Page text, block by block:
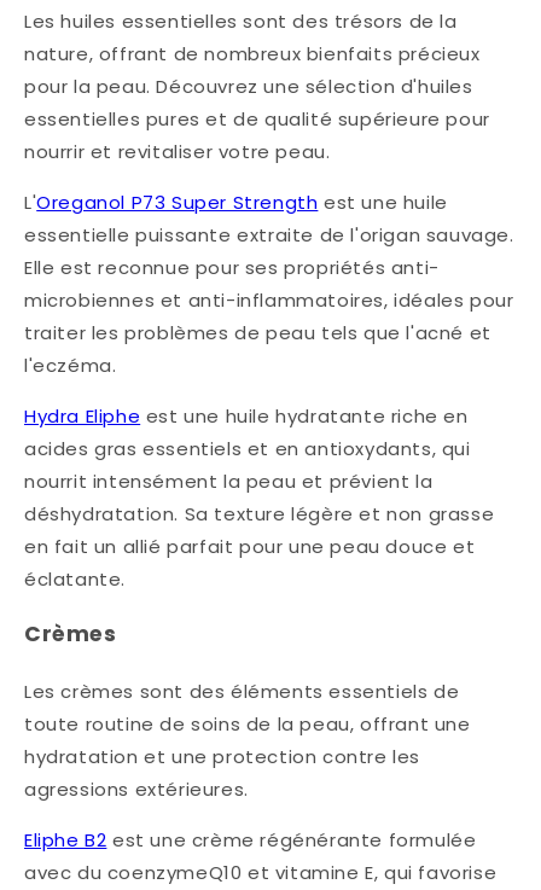
Les huiles essentielles sont des trésors de la
nature, offrant de nombreux bienfaits précieux
pour la peau. Découvrez une sélection d'huiles
essentielles pures et de qualité supérieure pour
nourrir et revitaliser votre peau.
L'Oreganol P73 Super Strength est une huile
essentielle puissante extraite de l'origan sauvage.
Elle est reconnue pour ses propriétés anti-
microbiennes et anti-inflammatoires, idéales pour
traiter les problèmes de peau tels que l'acné et
l'eczéma.
Hydra Eliphe est une huile hydratante riche en
acides gras essentiels et en antioxydants, qui
nourrit intensément la peau et prévient la
déshydratation. Sa texture légère et non grasse
en fait un allié parfait pour une peau douce et
éclatante.
Crèmes
Les crèmes sont des éléments essentiels de
toute routine de soins de la peau, offrant une
hydratation et une protection contre les
agressions extérieures.
Eliphe B2 est une crème régénérante formulée
avec du coenzymeQ10 et vitamine E, qui favorise